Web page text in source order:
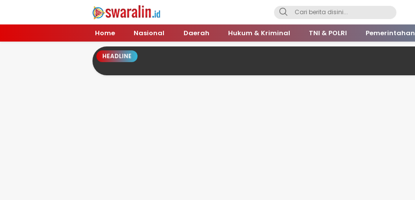
Swara Lin
Independent, Tajam & Profesional
Home Nasional Daerah Hukum & Kriminal TNI & POLRI Pemerintahan
HEADLINE